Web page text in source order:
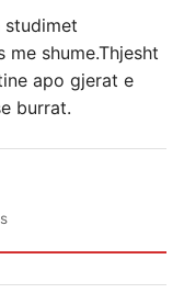
studimet
shume.Thjesht
apo gjerat e
burrat.